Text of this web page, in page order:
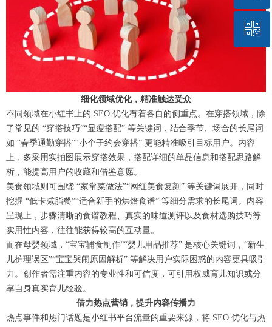
细化领域优化， 精准触达受众
不同领域在小红书上的 SEO 优化有着各自的侧重点。 在穿搭领域 ，除
了常见的 “穿搭技巧”“显瘦搭配” 等关键词，结合季节、场合的长尾词
如 “春季通勤穿搭”“小个子约会穿搭” 更能精准吸引目标用户。内容
上，多采用实拍图 展示穿搭效果 ，搭配详细的单品信息和搭配思路解
析，能提高用户的收藏和借鉴意愿。​
美食领域则可围绕 “家常菜做法”“网红美食复刻” 等关键词展开，同时
挖掘 “低卡减脂餐”“适合新手的烘焙食谱” 等细分需求的长尾词。内容
呈现上，步骤清晰的食谱教程、真实的味道测评以及食材选购技巧等
实用性内容，往往能获得较高的互动量。​
而在母婴领域，“宝宝辅食制作”“婴儿用品推荐” 是核心关键词，“新生
儿护理误区”“宝宝哭闹原因解析” 等解决用户实际困惑的内容更具吸引
力。创作者需注重内容的专业性和可信度，可引用权威育儿知识或分
享自身真实育儿经验。
借力热点营销，提升内容传播力
热点事件和热门话题是小红书平台流量的重要来源，将 SEO 优化与热
13601021846
ꀥ